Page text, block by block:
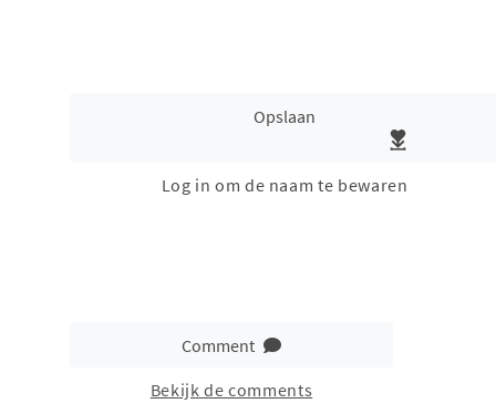
Opslaan
Log in om de naam te bewaren
Comment
Bekijk de comments